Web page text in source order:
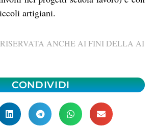
artigiani.
ANCHE AI FINI DELLA AI
CONDIVIDI